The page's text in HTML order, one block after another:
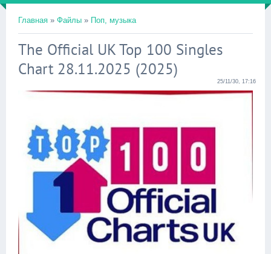
Главная » Файлы » Поп, музыка
The Official UK Top 100 Singles
Chart 28.11.2025 (2025)
25/11/30, 17:16